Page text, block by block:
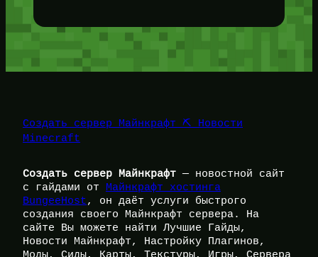
Создать сервер Майнкрафт ⛏️ Новости
Minecraft
Создать сервер Майнкрафт — новостной сайт
с гайдами от
Майнкрафт хостинга
BungeeHost, он даёт услуги быстрого
создания своего Майнкрафт сервера. На
сайте Вы можете найти Лучшие Гайды,
Новости Майнкрафт, Настройку Плагинов,